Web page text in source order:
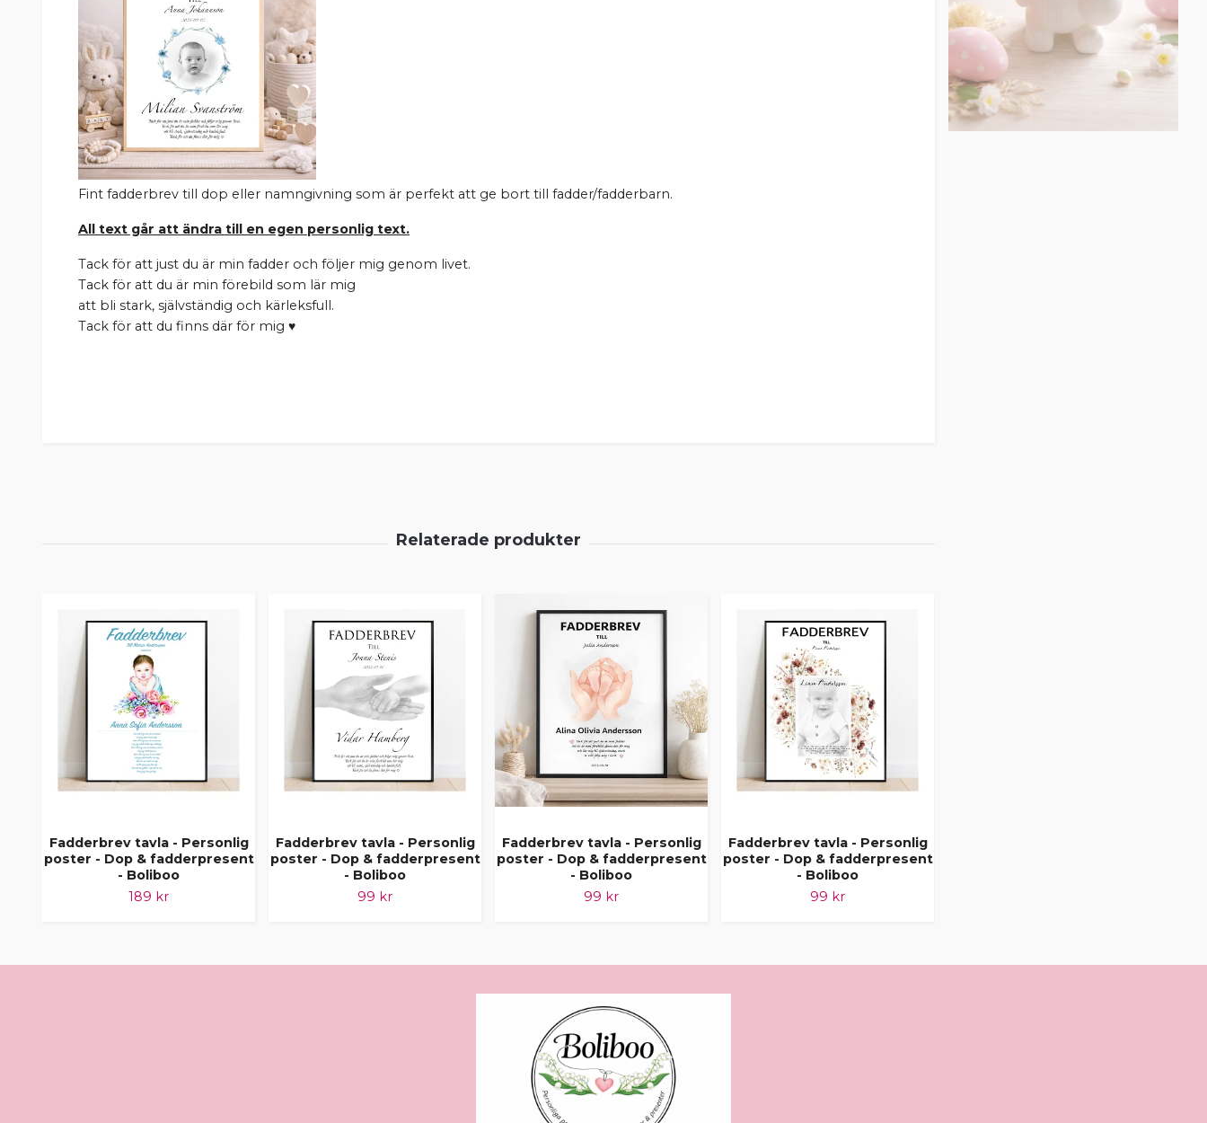
Fint fadderbrev till dop eller namngivning som är perfekt att ge bort till fadder/fadderbarn.
All text går att ändra till en egen personlig text.
Tack för att just du är min fadder och följer mig genom livet.
Tack för att du är min förebild som lär mig
att bli stark, självständig och kärleksfull.
Tack för att du finns där för mig ♥
Fadderbrev tavla - Personlig
poster - Dop & fadderpresent
- Boliboo
189 kr
Fadderbrev tavla - Personlig
poster - Dop & fadderpresent
- Boliboo
99 kr
Fadderbrev tavla - Personlig
poster - Dop & fadderpresent
- Boliboo
99 kr
Fadderbrev tavla - Personlig
poster - Dop & fadderpresent
- Boliboo
99 kr